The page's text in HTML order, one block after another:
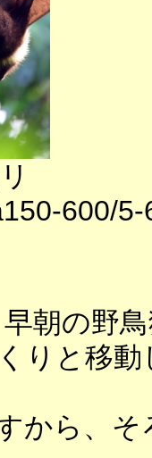
600/5-
朝の野
りと移
から、